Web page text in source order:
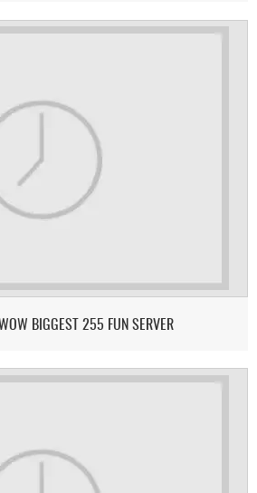
BIGGEST 255 FUN SERVER